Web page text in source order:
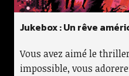
Jukebox : Un rêve
Vous avez aimé le
impossible, vous